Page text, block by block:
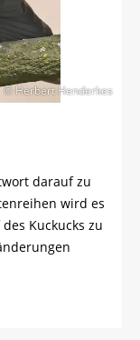
© Herbert Henderkes
darauf zu
wird es
Kuckucks zu